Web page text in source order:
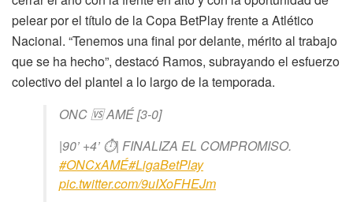
pelear por el título de la Copa BetPlay frente a Atlético
Nacional. “Tenemos una final por delante, mérito al trabajo
que se ha hecho”, destacó Ramos, subrayando el esfuerzo
colectivo del plantel a lo largo de la temporada.
ONC 🆚 AMÉ [3-0]
|90’ +4’ ⏱| FINALIZA EL COMPROMISO.
#ONCxAMÉ#LigaBetPlay
pic.twitter.com/9uIXoFHEJm